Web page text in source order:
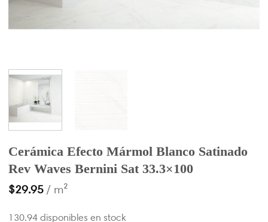
Cerámica Efecto Mármol Blanco Satinado
Rev Waves Bernini Sat 33.3×100
$29.95 / m²
130.94 disponibles en stock